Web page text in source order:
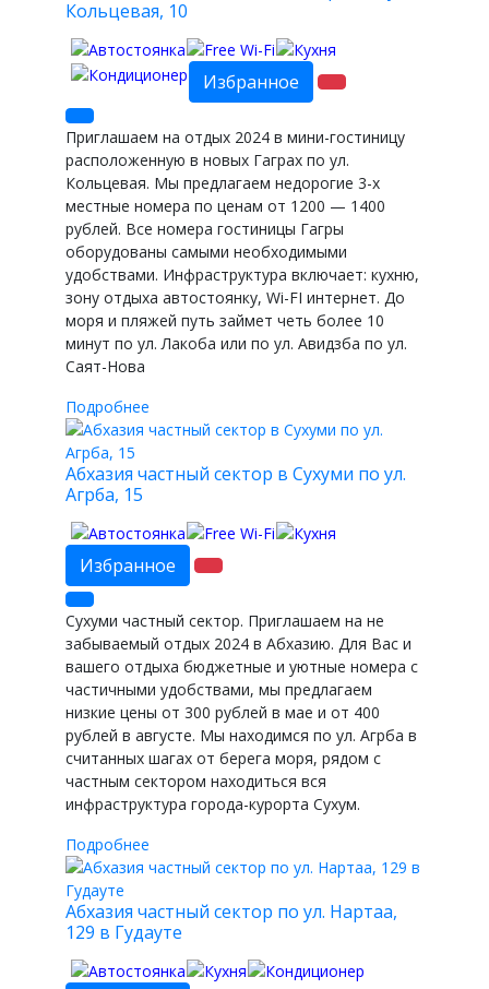
Кольцевая, 10
Избранное
Приглашаем на отдых 2024 в мини-гостиницу
расположенную в новых Гаграх по ул.
Кольцевая. Мы предлагаем недорогие 3-х
местные номера по ценам от 1200 — 1400
рублей. Все номера гостиницы Гагры
оборудованы самыми необходимыми
удобствами. Инфраструктура включает: кухню,
зону отдыха автостоянку, Wi-FI интернет. До
моря и пляжей путь займет четь более 10
минут по ул. Лакоба или по ул. Авидзба по ул.
Саят-Нова
Подробнее
Абхазия частный сектор в Сухуми по ул.
Агрба, 15
Избранное
Сухуми частный сектор. Приглашаем на не
забываемый отдых 2024 в Абхазию. Для Вас и
вашего отдыха бюджетные и уютные номера с
частичными удобствами, мы предлагаем
низкие цены от 300 рублей в мае и от 400
рублей в августе. Мы находимся по ул. Агрба в
считанных шагах от берега моря, рядом с
частным сектором находиться вся
инфраструктура города-курорта Сухум.
Подробнее
Абхазия частный сектор по ул. Нартаа,
129 в Гудауте